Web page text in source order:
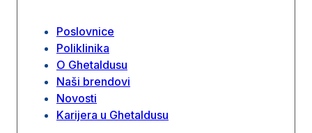
Poslovnice
Poliklinika
O Ghetaldusu
Naši brendovi
Novosti
Karijera u Ghetaldusu